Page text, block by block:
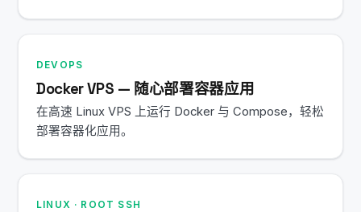
DEVOPS
Docker VPS — 随心部署容器应用
在高速 Linux VPS 上运行 Docker 与 Compose，轻松
部署容器化应用。
LINUX · ROOT SSH